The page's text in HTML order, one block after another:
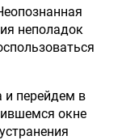
неполадок
перейдем в
окне